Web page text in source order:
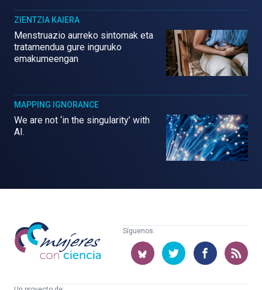
ZIENTZIA KAIERA
Menstruazio aurreko sintomak eta
tratamendua gure inguruko
emakumeengan
MAPPING IGNORANCE
We are not ‘in the singularity’ with
AI.
Mujeres
con
ciencia
Síguenos: